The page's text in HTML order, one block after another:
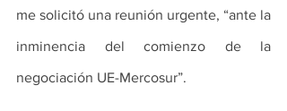
me solicitó una reunión urgente, “ante la
inminencia del comienzo de la
negociación UE-Mercosur”.